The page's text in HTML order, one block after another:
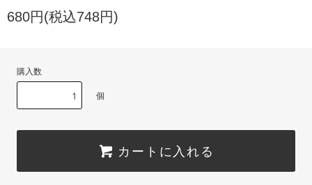
680円(税込748円)
購入数
個
カートに入れる